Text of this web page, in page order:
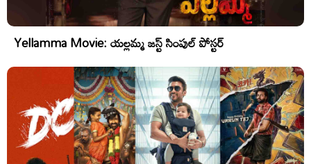
Yellamma Movie: యల్లమ్మ జస్ట్ సింపుల్ పోస్టర్